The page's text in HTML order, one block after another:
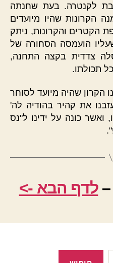
לקנטרה. בעת שחנתה
הקרונות שהיו מיועדים
הקטרים והקרונות, ניתק
הועמסה הסחורה של
צדדית בקצה התחנה,
תכולתו.
הקרון שהיה מיועד לסוחר
את קהיר בהודיה לה'
כונה על ידינו ל"נס
–לדף הבא ->